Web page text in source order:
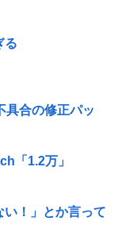
る
具合の修正パッ
「1.2万」
い！」とか言って